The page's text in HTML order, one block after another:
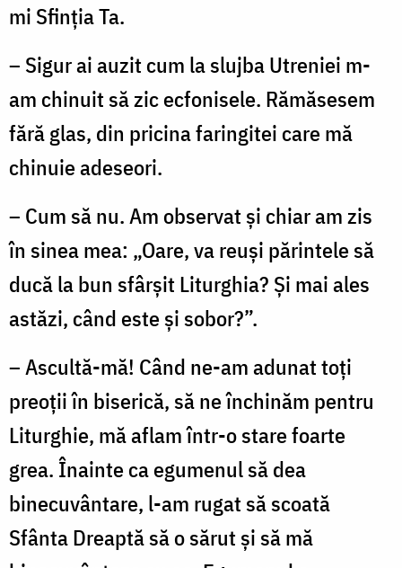
mi Sfinţia Ta.
– Sigur ai auzit cum la slujba Utreniei m-
am chinuit să zic ecfonisele. Rămăsesem
fără glas, din pricina faringitei care mă
chinuie adeseori.
– Cum să nu. Am observat şi chiar am zis
în sinea mea: „Oare, va reuşi părintele să
ducă la bun sfârşit Liturghia? Şi mai ales
astăzi, când este şi sobor?”.
– Ascultă-mă! Când ne-am adunat toţi
preoţii în biserică, să ne închinăm pentru
Liturghie, mă aflam într-o stare foarte
grea. Înainte ca egumenul să dea
binecuvântare, l-am rugat să scoată
Sfânta Dreaptă să o sărut şi să mă